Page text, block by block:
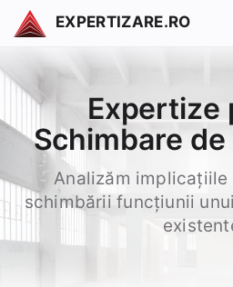
EXPERTIZARE.RO
Expertize
Schimbare
Analizăm
schimbării funcțiunii